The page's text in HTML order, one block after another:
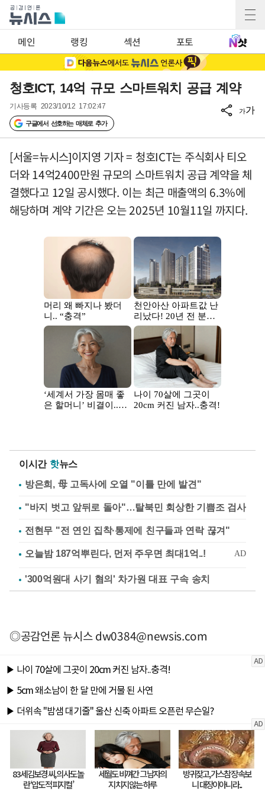
메인 랭킹 섹션 포토
청호ICT, 14억 규모 스마트워치 공급 계약
기사등록 2023/10/12 17:02:47
구글에서 선호하는 매체로 추가
가가
[서울=뉴시스]이지영 기자 = 청호ICT는 주식회사 티오
더와 14억2400만원 규모의 스마트워치 공급 계약을 체
결했다고 12일 공시했다. 이는 최근 매출액의 6.3%에
해당하며 계약 기간은 오는 2025년 10월11일 까지다.
이시간 핫뉴스
방은희, 母 고독사에 오열 "이틀 만에 발견"
"바지 벗고 앞뒤로 돌아"…탈북민 회상한 기쁨조 검사
전현무 "전 연인 집착·통제에 친구들과 연락 끊겨"
'300억원대 사기 혐의' 차가원 대표 구속 송치
◎공감언론 뉴시스dw0384@newsis.com